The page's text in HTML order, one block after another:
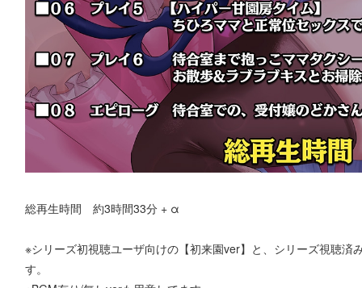
総再生時間 約3時間33分 + α
※シリーズ初視聴ユーザ向けの【初来園ver】と、シリーズ視聴済
す。